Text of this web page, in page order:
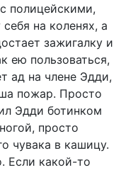
полицейскими,
на коленях, а
зажигалку и
ею пользоваться,
ад на члене Эдди,
пожар. Просто
Эдди ботинком
просто
чувака в кашицу.
Если какой-то